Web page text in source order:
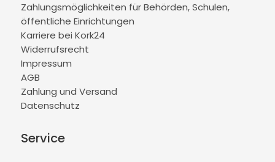
Zahlungsmöglichkeiten für Behörden, Schulen,
öffentliche Einrichtungen
Karriere bei Kork24
Widerrufsrecht
Impressum
AGB
Zahlung und Versand
Datenschutz
Service